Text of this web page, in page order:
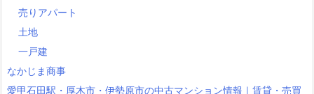
売りアパート
土地
一戸建
なかじま商事
愛甲石田駅・厚木市・伊勢原市の中古マンション情報｜賃貸・売買